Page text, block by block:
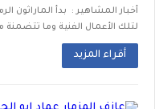
أخبار المشاهير : بدأ الماراثون
لتلك الأعمال الفنية وما
أقراء المزيد